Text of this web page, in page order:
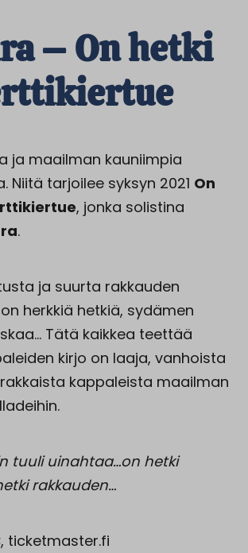
– On hetki
ja maailman kauniimpia
Niitä tarjoilee syksyn 2021 On
, jonka solistina
.
ja suurta rakkauden
herkkiä hetkiä, sydämen
Tätä kaikkea teettää
kirjo on laaja, vanhoista
kappaleista maailman
tuuli uinahtaa…on hetki
rakkauden…
ticketmaster.fi